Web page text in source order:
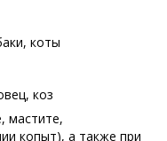
коты
коз
мастите,
копыт), а также при